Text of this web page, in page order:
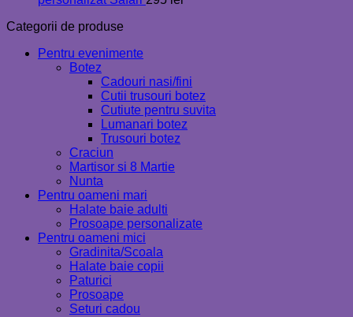
Categorii de produse
Pentru evenimente
Botez
Cadouri nasi/fini
Cutii trusouri botez
Cutiute pentru suvita
Lumanari botez
Trusouri botez
Craciun
Martisor si 8 Martie
Nunta
Pentru oameni mari
Halate baie adulti
Prosoape personalizate
Pentru oameni mici
Gradinita/Scoala
Halate baie copii
Paturici
Prosoape
Seturi cadou